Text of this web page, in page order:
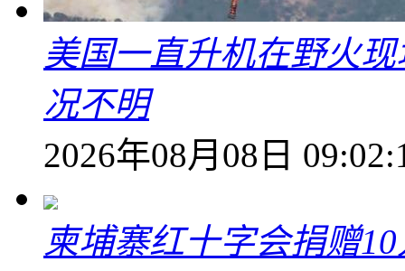
美国一直升机在野火
况不明
2026年08月08日
柬埔寨红十字会捐赠